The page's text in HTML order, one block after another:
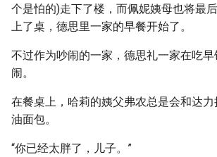
个是怕的)走下了楼，而佩妮姨母也将最
上了桌，德思里一家的早餐开始了。
不过作为吵闹的一家，德思礼一家在吃
闹。
在餐桌上，哈莉的姨父弗农总是会和达
油面包。
“你已经太胖了，儿子。”